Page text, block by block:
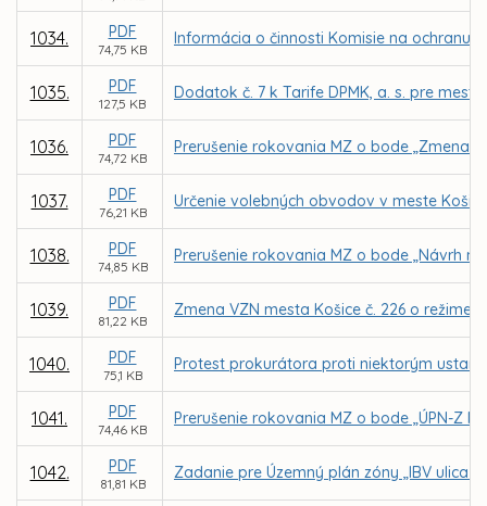
1034. PDF
74,75 KB
Informácia o činnosti Komisie na ochranu
1035. PDF
127,5 KB
Dodatok č. 7 k Tarife DPMK, a. s. pre
1036. PDF
74,72 KB
Prerušenie rokovania MZ o bode „Zmena
1037. PDF
76,21 KB
Určenie volebných obvodov v meste
1038. PDF
74,85 KB
Prerušenie rokovania MZ o bode „Návrh
1039. PDF
81,22 KB
Zmena VZN mesta Košice č. 226 o režime
1040. PDF
75,1 KB
Protest prokurátora proti niektorým
1041. PDF
74,46 KB
Prerušenie rokovania MZ o bode „ÚPN-Z
1042. PDF
81,81 KB
Zadanie pre Územný plán zóny „IBV ulica